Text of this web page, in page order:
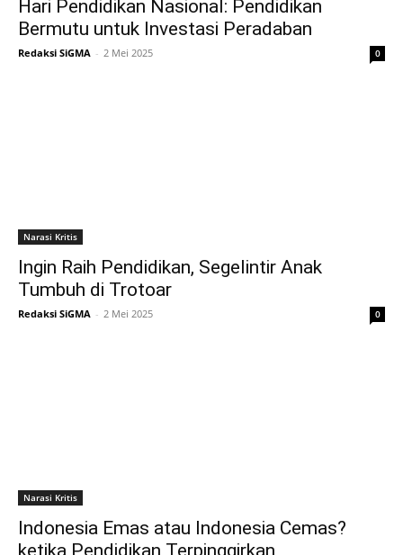
Hari Pendidikan Nasional: Pendidikan
Bermutu untuk Investasi Peradaban
Redaksi SiGMA - 2 Mei 2025 0
Narasi Kritis
Ingin Raih Pendidikan, Segelintir Anak
Tumbuh di Trotoar
Redaksi SiGMA - 2 Mei 2025 0
Narasi Kritis
Indonesia Emas atau Indonesia Cemas?
ketika Pendidikan Terpinggirkan